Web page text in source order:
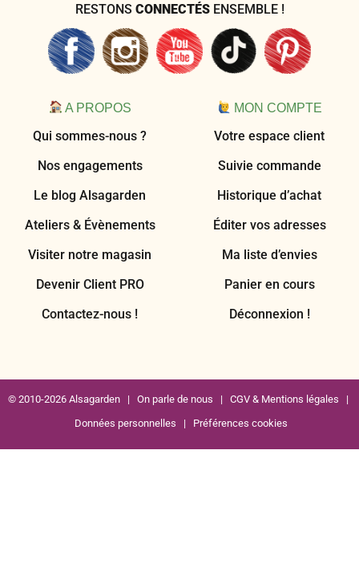
RESTONS CONNECTÉS ENSEMBLE !
A PROPOS
Qui sommes-nous ?
Nos engagements
Le blog Alsagarden
Ateliers & Évènements
Visiter notre magasin
Devenir Client PRO
Contactez-nous !
MON COMPTE
Votre espace client
Suivie commande
Historique d’achat
Éditer vos adresses
Ma liste d’envies
Panier en cours
Déconnexion !
© 2010-2026 Alsagarden | On parle de nous | CGV & Mentions légales |
Données personnelles | Préférences cookies